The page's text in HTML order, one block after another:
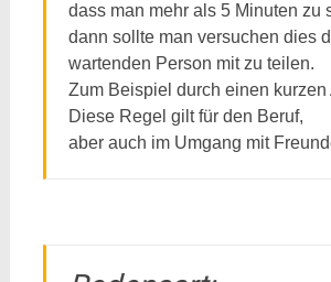
dass man mehr als 5 Minuten zu
dann sollte man versuchen dies
wartenden Person mit zu teilen.
Zum Beispiel durch einen kurzen
Diese Regel gilt für den Beruf,
aber auch im Umgang mit